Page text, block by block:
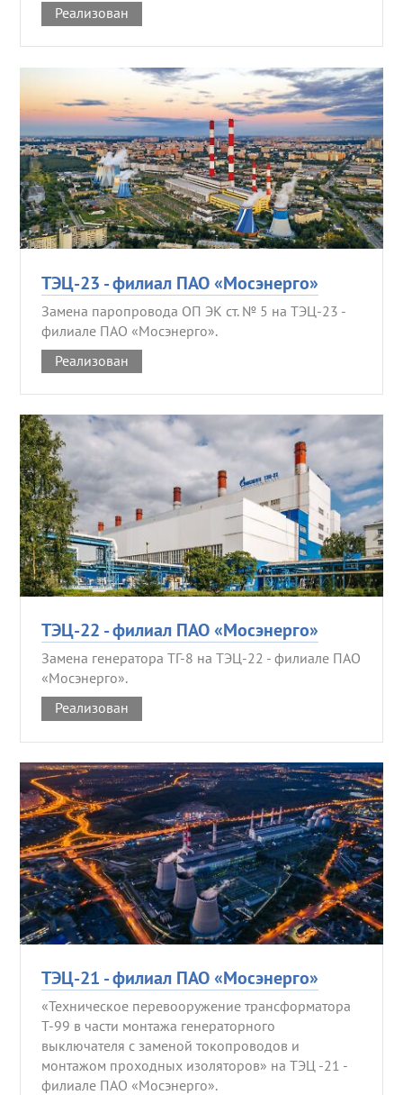
Реализован
ТЭЦ-23 - филиал ПАО «Мосэнерго»
Замена паропровода ОП ЭК ст. № 5 на ТЭЦ-23 -
филиале ПАО «Мосэнерго».
Реализован
ТЭЦ-22 - филиал ПАО «Мосэнерго»
Замена генератора ТГ-8 на ТЭЦ-22 - филиале ПАО
«Мосэнерго».
Реализован
ТЭЦ-21 - филиал ПАО «Мосэнерго»
«Техническое перевооружение трансформатора
Т-99 в части монтажа генераторного
выключателя с заменой токопроводов и
монтажом проходных изоляторов» на ТЭЦ -21 -
филиале ПАО «Мосэнерго».